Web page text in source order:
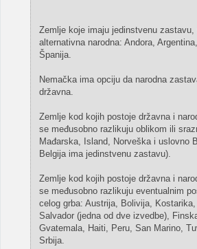
Zemlje koje imaju jedinstvenu zastavu,
alternativna narodna: Andora,
Španija.
Nemačka ima opciju da narodna
državna.
Zemlje kod kojih postoje državna i
se međusobno razlikuju oblikom ili
Mađarska, Island, Norveška i uslovno
Belgija ima jedinstvenu zastavu).
Zemlje kod kojih postoje državna i
se međusobno razlikuju eventualnim
celog grba: Austrija, Bolivija, Kostarika,
Salvador (jedna od dve izvedbe),
Gvatemala, Haiti, Peru, San Marino,
Srbija.